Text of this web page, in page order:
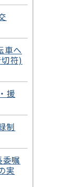
車へ
符)
援
制
委嘱
実